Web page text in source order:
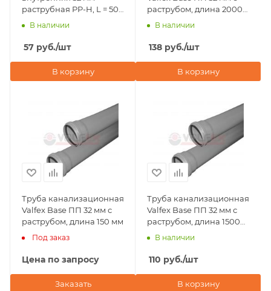
раструбная PP-H, L = 500
мм, Valfex Base
В наличии
57 руб./шт
В корзину
раструбом, длина 2000
ммВ наличии
138 руб./шт
В корзину
Труба канализационная
Valfex Base ПП 32 мм с
раструбом, длина 150 мм
Под заказ
Цена по запросу
Заказать
Труба канализационная
Valfex Base ПП 32 мм с
раструбом, длина 1500
ммВ наличии
110 руб./шт
В корзину